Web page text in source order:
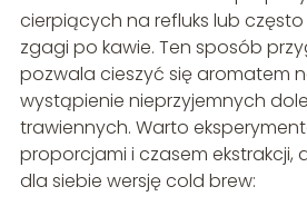
cierpiących na refluks lub
zgagi po kawie. Ten sposób
pozwala cieszyć się aromatem
wystąpienie nieprzyjemnych
trawiennych. Warto
proporcjami i czasem ekstrakcji,
dla siebie wersję cold brew: